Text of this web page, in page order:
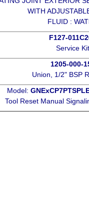
WITH
FLUID :
F127-
Service Kit
1205-000-
Union, 1/2" BSP
Model:
Tool Reset Manual